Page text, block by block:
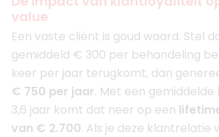
value
Een vaste cliënt is goud waard. Stel
gemiddeld € 300 per behandeling
keer per jaar terugkomt, dan
€ 750 per jaar. Met een
3,6 jaar komt dat neer op een
van € 2.700. Als je deze klantrelatie